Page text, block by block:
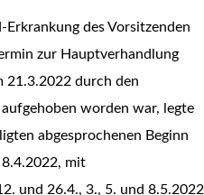
des Vorsitzenden
zur Hauptverhandlung
21.3.2022 durch den
worden war, legte
abgesprochenen Beginn
mit
und 26.4., 3., 5. und